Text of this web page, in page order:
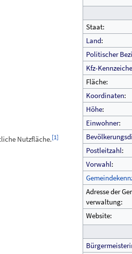
Staat:
Land:
Politischer
Kfz-
Fläche:
Koordinaten:
Höhe:
Einwohner:
Postleitzahl:
Vorwahl:
Adresse der
verwaltung:
Website:
Nutzfläche.[1]